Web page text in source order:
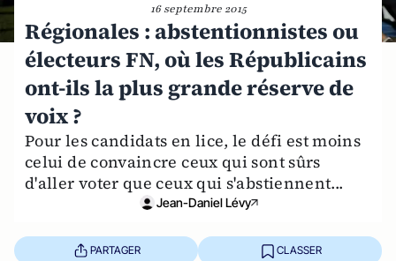
16 septembre 2015
Régionales : abstentionnistes ou
électeurs FN, où les Républicains
ont-ils la plus grande réserve de
voix ?
Pour les candidats en lice, le défi est moins
celui de convaincre ceux qui sont sûrs
d'aller voter que ceux qui s'abstiennent...
Jean-Daniel Lévy
PARTAGER CLASSER